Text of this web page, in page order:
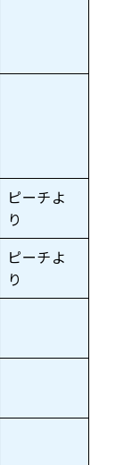
ピーチよ
り
ピーチよ
り